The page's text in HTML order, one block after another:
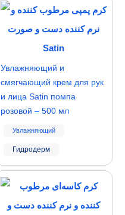
Гидродерм
Увлажняющий и
смягчающий крем для рук
и лица Satin помпа
розовой – 500 мл
Увлажняющий